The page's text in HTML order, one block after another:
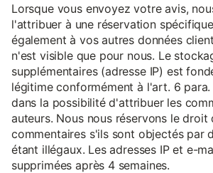
Lorsque vous envoyez votre avis,
l'attribuer à une réservation
également à vos autres données
n'est visible que pour nous. Le
supplémentaires (adresse IP) est
légitime conformément à l'art. 6 para.
dans la possibilité d'attribuer les
auteurs. Nous nous réservons le droit
commentaires s'ils sont objectés par
étant illégaux. Les adresses IP et e-
supprimées après 4 semaines.